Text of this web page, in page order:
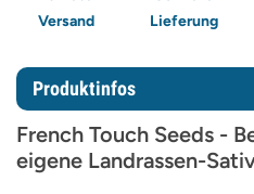
Versand
Lieferung
Produktinfos
French Touch Seeds -
eigene Landrassen-